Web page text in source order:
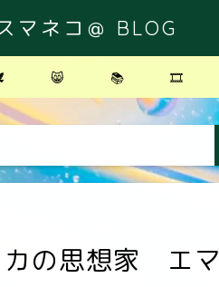
マネコ＠ BLOG
😸 📚 🎞
カの思想家 エマ